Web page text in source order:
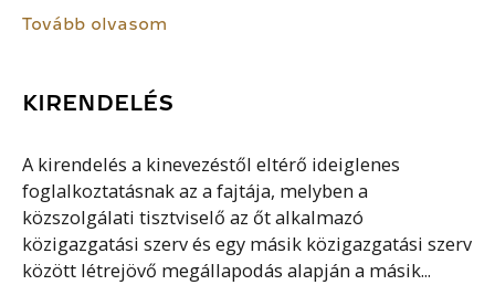
Tovább olvasom
KIRENDELÉS
A kirendelés a kinevezéstől eltérő ideiglenes
foglalkoztatásnak az a fajtája, melyben a
közszolgálati tisztviselő az őt alkalmazó
közigazgatási szerv és egy másik közigazgatási szerv
között létrejövő megállapodás alapján a másik...